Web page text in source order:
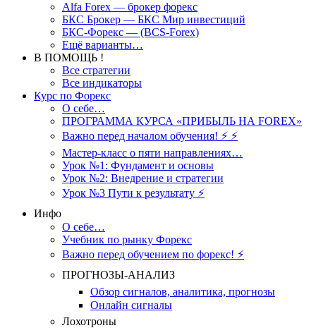
Alfa Forex — брокер форекс
БКС Брокер — БКС Мир инвестиций
БКС-Форекс — (BCS-Forex)
Ещё варианты…
В ПОМОЩЬ !
Все стратегии
Все индикаторы
Курс по Форекс
О себе…
ПРОГРАММА КУРСА «ПРИБЫЛЬ НА FOREX»
Важно перед началом обучения! ⚡ ⚡
Мастер-класс о пяти направлениях…
Урок №1: Фундамент и основы
Урок №2: Внедрение и стратегии
Урок №3 Пути к результату ⚡️
Инфо
О себе…
Учебник по рынку Форекс
Важно перед обучением по форекс! ⚡
ПРОГНОЗЫ-АНАЛИЗ
Обзор сигналов, аналитика, прогнозы
Онлайн сигналы
Лохотроны